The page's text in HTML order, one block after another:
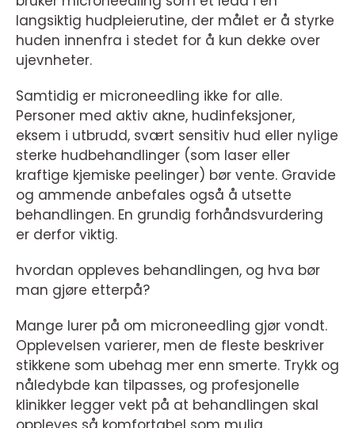
langsiktig hudpleierutine, der målet er å styrke
huden innenfra i stedet for å kun dekke over
ujevnheter.
Samtidig er microneedling ikke for alle.
Personer med aktiv akne, hudinfeksjoner,
eksem i utbrudd, svært sensitiv hud eller nylige
sterke hudbehandlinger (som laser eller
kraftige kjemiske peelinger) bør vente. Gravide
og ammende anbefales også å utsette
behandlingen. En grundig forhåndsvurdering
er derfor viktig.
hvordan oppleves behandlingen, og hva bør
man gjøre etterpå?
Mange lurer på om microneedling gjør vondt.
Opplevelsen varierer, men de fleste beskriver
stikkene som ubehag mer enn smerte. Trykk og
nåledybde kan tilpasses, og profesjonelle
klinikker legger vekt på at behandlingen skal